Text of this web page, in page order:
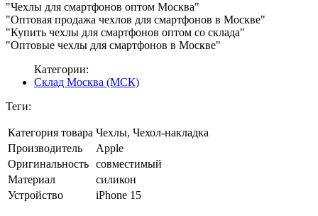
"Чехлы для смартфонов оптом Москва"
"Оптовая продажа чехлов для смартфонов в Москве"
"Купить чехлы для смартфонов оптом со склада"
"Оптовые чехлы для смартфонов в Москве"
Категории:
Склад Москва (МСК)
Теги:
Категория товара Чехлы, Чехол-накладка
Производитель
Apple
Оригинальность совместимый
Материал
силикон
Устройство
iPhone 15